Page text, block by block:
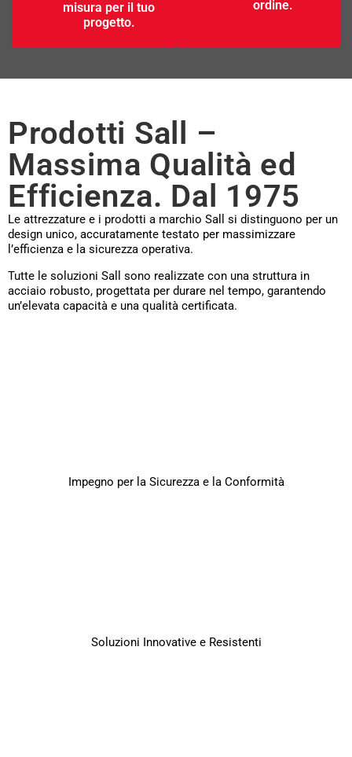
misura per il tuo
progetto.
ordine.
Prodotti Sall –
Massima Qualità ed
Efficienza. Dal 1975
Le attrezzature e i prodotti a marchio Sall si distinguono per un
design unico, accuratamente testato per massimizzare
l’efficienza e la sicurezza operativa.
Tutte le soluzioni Sall sono realizzate con una struttura in
acciaio robusto, progettata per durare nel tempo, garantendo
un’elevata capacità e una qualità certificata.
Impegno per la Sicurezza e la Conformità
Soluzioni Innovative e Resistenti